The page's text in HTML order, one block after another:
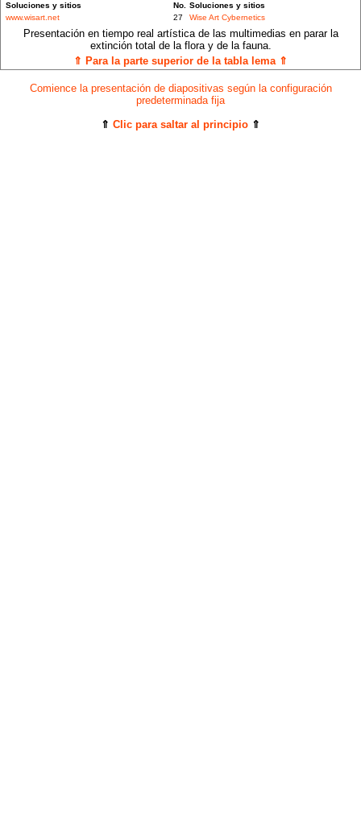
Soluciones y sitios
No. Soluciones y sitios
www.wisart.net
27 Wise Art Cybernetics
Presentación en tiempo real artística de las multimedias en parar la
extinción total de la flora y de la fauna.
⇑ Para la parte superior de la tabla lema ⇑
Comience la presentación de diapositivas según la configuración
predeterminada fija
⇑ Clic para saltar al principio ⇑